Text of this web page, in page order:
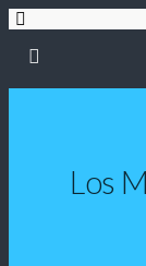
Los